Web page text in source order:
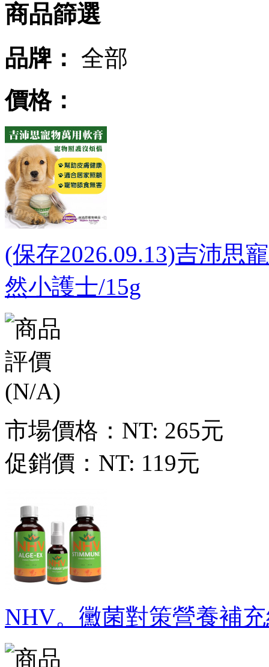
商品篩選
品牌：
全部
價格：
(保存2026.09.13)吉沛思
然小護士/15g
市場價格： NT: 265元
促銷價： NT: 119元
NHV。黴菌對策營養補